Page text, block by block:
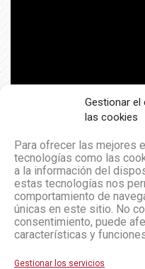
Gestionar el
las cookies
Para ofrecer las mejores
tecnologías como las
a la información del
estas tecnologías nos
comportamiento de
únicas en este sitio. No
consentimiento, puede
características y
Gestionar los servicios